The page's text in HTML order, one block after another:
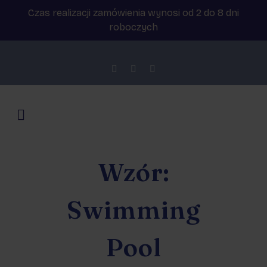
Czas realizacji zamówienia wynosi od 2 do 8 dni
roboczych
Wzór:
Swimming
Pool